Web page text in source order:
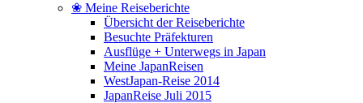
❀ Meine Reiseberichte
Übersicht der Reiseberichte
Besuchte Präfekturen
Ausflüge + Unterwegs in Japan
Meine JapanReisen
WestJapan-Reise 2014
JapanReise Juli 2015